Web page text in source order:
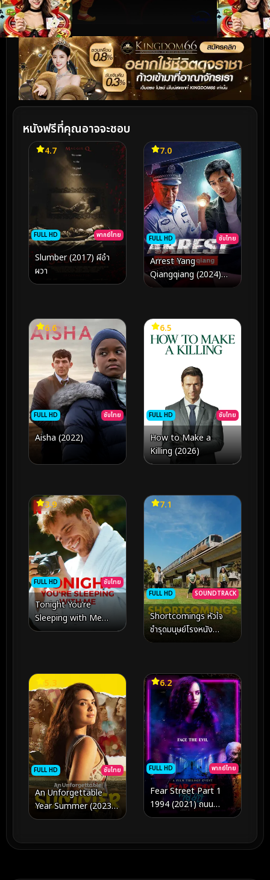
หนังฟรีที่คุณอาจจะชอบ
FULL HD พากย์ไทย
4.7
Slumber (2017) ผีอำ
ผวา
FULL HD ซับไทย
7.0
Arrest Yang
Qiangqiang (2024)
ประกาศจับหยางเชียง
FULL HD ซับไทย
6.6
Aisha (2022)
FULL HD ซับไทย
6.5
How to Make a
Killing (2026)
FULL HD ซับไทย
3.9
Tonight You’re
Sleeping with Me
(2023) คืนนี้อยู่ด้วยกันนะ
FULL HD SOUNDTRACK
7.1
Shortcomings หัวใจ
ชำรุดมนุษย์โรงหนัง
(2023)
FULL HD ซับไทย
5.3
An Unforgettable
Year Summer (2023)
ปีที่ไม่อาจลืมเลือน ฤดูร้อน
FULL HD พากย์ไทย
6.2
Fear Street Part 1
1994 (2021) ถนน
อาถรรพ์ภาค 1 1994